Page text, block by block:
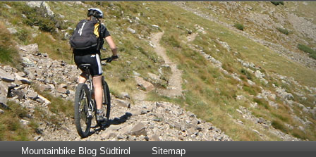
Mountainbike Blog Südtirol Sitemap